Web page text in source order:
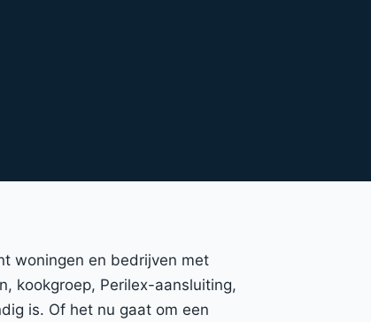
woningen en bedrijven met
kookgroep, Perilex-aansluiting,
is. Of het nu gaat om een